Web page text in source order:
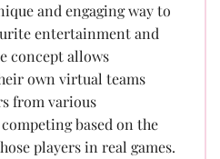
and engaging way to
entertainment and
concept allows
own virtual teams
from various
based on the
players in real games.